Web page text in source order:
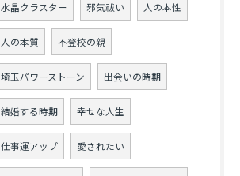
水晶クラスター 邪気祓い 人の本性
人の本質 不登校の親
埼玉パワーストーン 出会いの時期
結婚する時期 幸せな人生
仕事運アップ 愛されたい